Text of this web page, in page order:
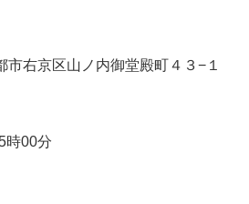
市右京区山ノ内御堂殿町４３−１
時00分